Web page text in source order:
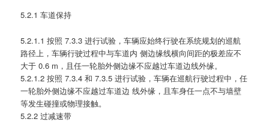
5.2.1 车道保持
5.2.1.1 按照 7.3.3 进行试验，车辆应始终行驶在系统规划的巡航
路径上，车辆行驶过程中与车道内 侧边缘线横向间距的极差应不
大于 0.6 m，且任一轮胎外侧边缘不应越过车道边线外缘。
5.2.1.2 按照 7.3.4 和 7.3.5 进行试验，车辆在巡航行驶过程中，任
一轮胎外侧边缘不应越过车道边 线外缘，且车身任一点不与墙壁
等发生碰撞或物理接触。
5.2.2 过减速带